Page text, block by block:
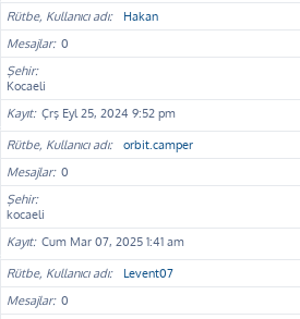
Rütbe, Kullanıcı adı
Hakan
Mesajlar 0
Şehir
Kocaeli
Kayıt Çrş Eyl 25, 2024 9:52 pm
Rütbe, Kullanıcı adı
orbit.camper
Mesajlar 0
Şehir
kocaeli
Kayıt Cum Mar 07, 2025 1:41 am
Rütbe, Kullanıcı adı
Levent07
Mesajlar 0